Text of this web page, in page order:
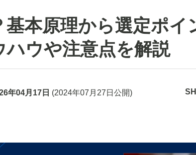
本原理から選定ポイ
ウや注意点を解説
年04月17日 (2024年07月27日 公開)